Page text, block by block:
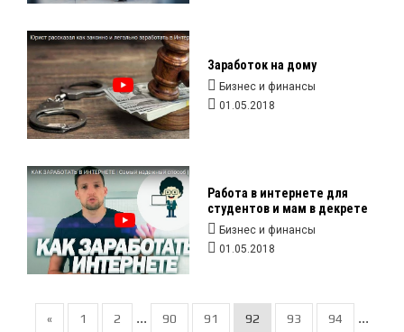
Заработок на дому
Бизнес и финансы
01.05.2018
Работа в интернете для
студентов и мам в декрете
Бизнес и финансы
01.05.2018
« 1 2 ... 90 91 92 93 94 ...